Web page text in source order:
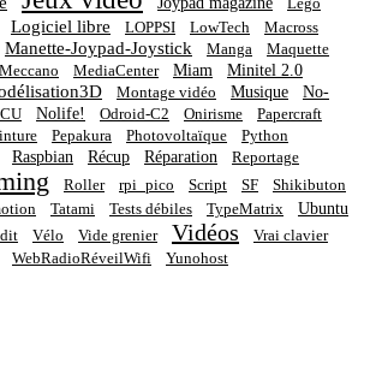
Lego
Logiciel libre LOPPSI LowTech Macross
Manette-Joypad-Joystick Manga Maquette
Meccano MediaCenter Miam Minitel 2.0
Montage vidéo Musique
No-
Nolife! Odroid-C2 Onirisme
Papercraft
Pepakura Photovoltaïque Python
Raspbian Récup Réparation Reportage
Roller rpi_pico Script SF
Shikibuton
Tatami Tests débiles TypeMatrix Ubuntu
Vélo Vide grenier Vidéos
Vrai clavier
WebRadioRéveilWifi Yunohost